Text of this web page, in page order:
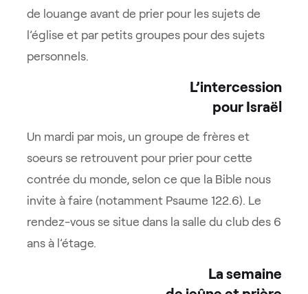
de louange avant de prier pour les sujets de
l’église et par petits groupes pour des sujets
personnels.
L’intercession
pour Israël
Un mardi par mois, un groupe de frères et
soeurs se retrouvent pour prier pour cette
contrée du monde, selon ce que la Bible nous
invite à faire (notamment Psaume 122.6). Le
rendez-vous se situe dans la salle du club des 6
ans à l’étage.
La semaine